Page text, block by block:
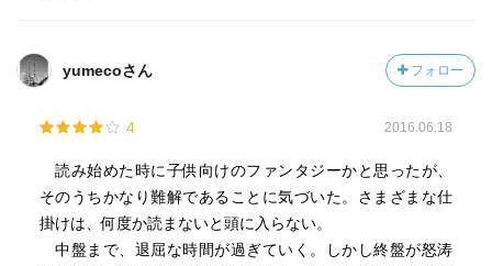
yumecoさん フォロー
4 2016.06.18
読み始めた時に子供向けのファンタジーかと思ったが、
そのうちかなり難解であることに気づいた。さまざまな仕
掛けは、何度か読まないと頭に入らない。
中盤まで、退屈な時間が過ぎていく。しかし終盤が怒涛